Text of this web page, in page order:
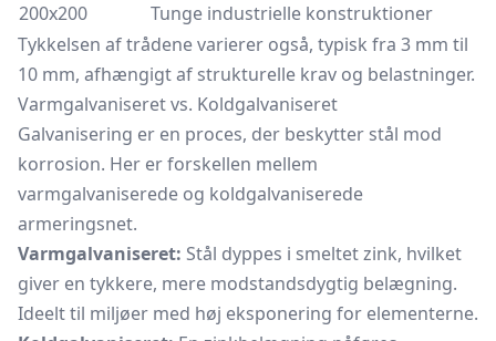
200x200
Tunge industrielle konstruktioner
Tykkelsen af trådene varierer også, typisk fra 3 mm til
10 mm, afhængigt af strukturelle krav og belastninger.
Varmgalvaniseret vs. Koldgalvaniseret
Galvanisering er en proces, der beskytter stål mod
korrosion. Her er forskellen mellem
varmgalvaniserede og koldgalvaniserede
armeringsnet.
Varmgalvaniseret: Stål dyppes i smeltet zink, hvilket
giver en tykkere, mere modstandsdygtig belægning.
Ideelt til miljøer med høj eksponering for elementerne.